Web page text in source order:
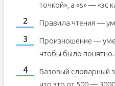
точкой», а «s» — «эс
Правила чтения —
Произношение —
чтобы было понятно.
Базовый словарный